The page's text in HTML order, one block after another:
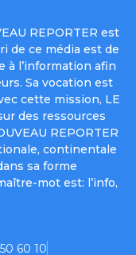
REPORTER est
de ce média est de
à l’information afin
Sa vocation est
cette mission, LE
des ressources
REPORTER
continentale
sa forme
mot est: l’info,
60 10